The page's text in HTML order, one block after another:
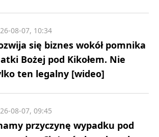
się biznes wokół pomnika
Bożej pod Kikołem. Nie
ten legalny [wideo]
08-07, 10:34
przyczynę wypadku pod
08-07, 09:45